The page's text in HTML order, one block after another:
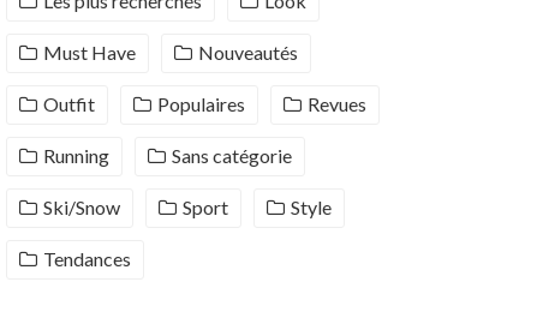
Must Have Nouveautés
Outfit Populaires Revues
Running Sans catégorie
Ski/Snow Sport Style
Tendances